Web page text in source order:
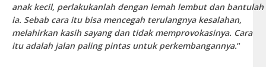
anak kecil, perlakukanlah dengan lemah lembut dan bantulah
ia. Sebab cara itu bisa mencegah terulangnya kesalahan,
melahirkan kasih sayang dan tidak memprovokasinya. Cara
itu adalah jalan paling pintas untuk perkembangannya.“